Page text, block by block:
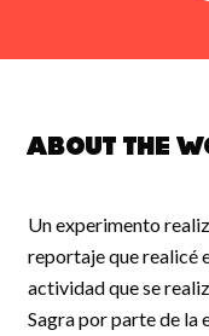
About the
Un experimento
reportaje que realicé
actividad que se
Sagra por parte de la